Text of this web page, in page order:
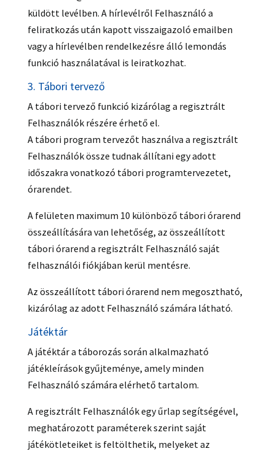
küldött levélben. A hírlevélről Felhasználó a
feliratkozás után kapott visszaigazoló emailben
vagy a hírlevélben rendelkezésre álló lemondás
funkció használatával is leiratkozhat.
3. Tábori tervező
A tábori tervező funkció kizárólag a regisztrált
Felhasználók részére érhető el.
A tábori program tervezőt használva a regisztrált
Felhasználók össze tudnak állítani egy adott
időszakra vonatkozó tábori programtervezetet,
órarendet.
A felületen maximum 10 különböző tábori órarend
összeállítására van lehetőség, az összeállított
tábori órarend a regisztrált Felhasználó saját
felhasználói fiókjában kerül mentésre.
Az összeállított tábori órarend nem megosztható,
kizárólag az adott Felhasználó számára látható.
Játéktár
A játéktár a táborozás során alkalmazható
játékleírások gyűjteménye, amely minden
Felhasználó számára elérhető tartalom.
A regisztrált Felhasználók egy űrlap segítségével,
meghatározott paraméterek szerint saját
játékötleteiket is feltölthetik, melyeket az